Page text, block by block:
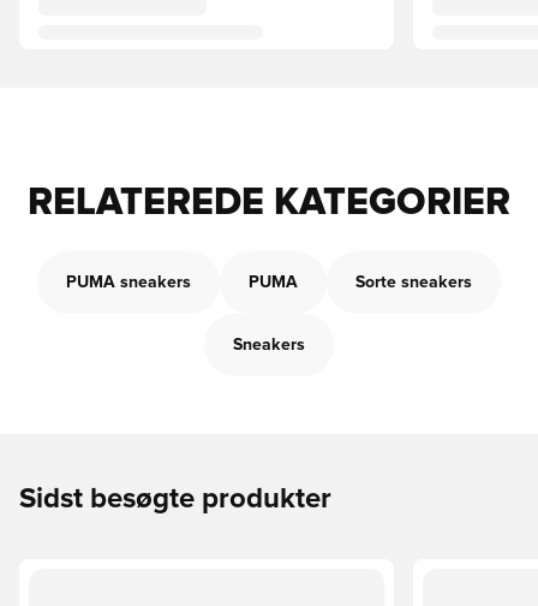
RELATEREDE KATEGORIER
PUMA sneakers PUMA Sorte sneakers
Sneakers
Sidst besøgte produkter